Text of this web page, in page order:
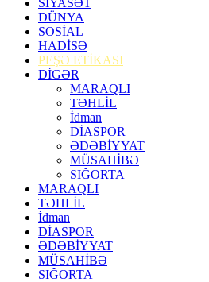
SİYASƏT
DÜNYA
SOSİAL
HADİSƏ
PEŞƏ ETİKASI
DİGƏR
MARAQLI
TƏHLİL
İdman
DİASPOR
ƏDƏBİYYAT
MÜSAHİBƏ
SIĞORTA
MARAQLI
TƏHLİL
İdman
DİASPOR
ƏDƏBİYYAT
MÜSAHİBƏ
SIĞORTA